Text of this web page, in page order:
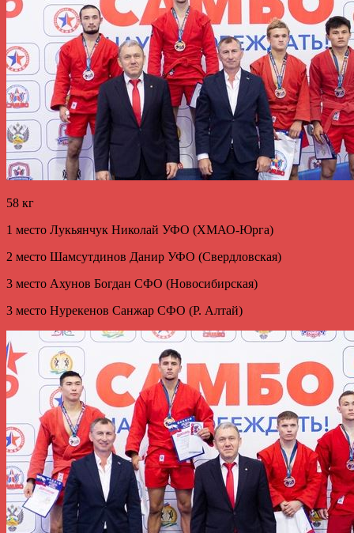
58 кг
1 место Лукьянчук Николай УФО (ХМАО-Юрга)
2 место Шамсутдинов Данир УФО (Свердловская)
3 место Ахунов Богдан СФО (Новосибирская)
3 место Нурекенов Санжар СФО (Р. Алтай)